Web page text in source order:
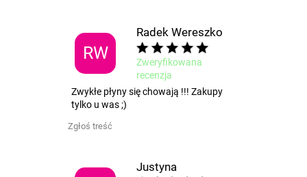
RW
Radek Wereszko
Zweryfikowana
recenzja
Zwykłe płyny się chowają !!! Zakupy
tylko u was ;)
Zgłoś treść
Justyna